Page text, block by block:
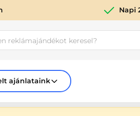
Napi
ajánlataink